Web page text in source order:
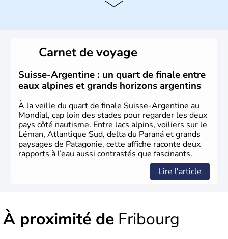
féodal marque la naissance de la Suisse sous la forme
d'une alliance composée de plusieurs cantons. L'Etat
fédéral n'est créé qu'en 1848 et signe l'abolition des
frontières, ainsi que l'établissement d'une monnaie
unique et d'une armée. La première constitution est
rédigée à la même année, le droit de référendum est
ajouté 26 ans plus tard.
Carnet de voyage
Suisse-Argentine : un quart de finale entre
eaux alpines et grands horizons argentins
À la veille du quart de finale Suisse-Argentine au
Mondial, cap loin des stades pour regarder les deux
pays côté nautisme. Entre lacs alpins, voiliers sur le
Léman, Atlantique Sud, delta du Paraná et grands
paysages de Patagonie, cette affiche raconte deux
rapports à l’eau aussi contrastés que fascinants.
Lire l'article
À proximité de Fribourg